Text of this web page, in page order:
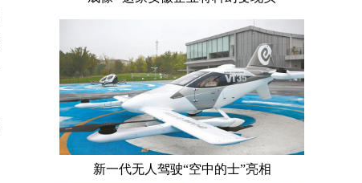
新一代无人驾驶“空中的士”亮相